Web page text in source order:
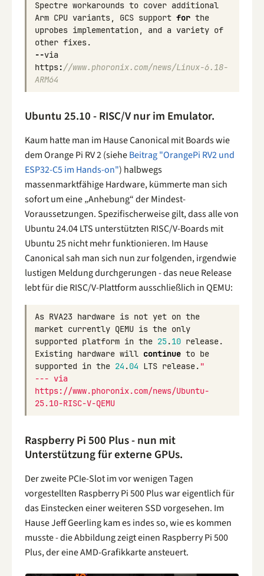
Spectre workarounds to cover additional
Arm CPU variants, GCS support for the
uprobes implementation, and a variety of
other fixes.
--via
https://www.phoronix.com/news/Linux-6.18-
ARM64
Ubuntu 25.10 - RISC/V nur im Emulator.
Kaum hatte man im Hause Canonical mit Boards wie
dem Orange Pi RV 2 (sieheBeitrag "OrangePi RV2 und
ESP32-C5 im Hands-on") halbwegs
massenmarktfähige Hardware, kümmerte man sich
sofort um eine „Anhebung“ der Mindest-
Voraussetzungen. Spezifischerweise gilt, dass alle von
Ubuntu 24.04 LTS unterstützten RISC/V-Boards mit
Ubuntu 25 nicht mehr funktionieren. Im Hause
Canonical sah man sich nun zur folgenden, irgendwie
lustigen Meldung durchgerungen - das neue Release
lebt für die RISC/V-Plattform ausschließlich in QEMU:
As RVA23 hardware is not yet on the
market currently QEMU is the only
supported platform in the 25.10 release.
Existing hardware will continue to be
supported in the 24 .04 LTS release. "
--- via
https://www.phoronix.com/news/Ubuntu-
25.10-RISC-V-QEMU
Raspberry Pi 500 Plus - nun mit
Unterstützung für externe GPUs.
Der zweite PCIe-Slot im vor wenigen Tagen
vorgestellten Raspberry Pi 500 Plus war eigentlich für
das Einstecken einer weiteren SSD vorgesehen. Im
Hause Jeff Geerling kam es indes so, wie es kommen
musste - die Abbildung zeigt einen Raspberry Pi 500
Plus, der eine AMD-Grafikkarte ansteuert.